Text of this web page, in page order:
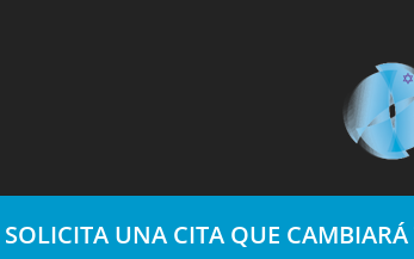
SOLICITA UNA CITA QUE CAMBIARÁ